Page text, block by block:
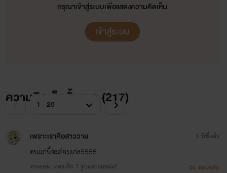
4. (Yaoi) ร้ายนักจับกดซะเลยดีไหม!? Nc+++ (เคะท้อง
ได้) (จบแล้ว)
7. แฟนฉันเป็นหนุ่มฮอต Nc+++ (จบแล้ว)
9. บำเรอรัก บำเรอสวาท Nc+++ (จบแล้ว)
10. พันธสัญญารัก (Yaoi ท้องได้) (กำลังแต่ง)
กรุณาเข้าสู่ระบบเพื่อแสดงความคิดเห็น
เข้าสู่ระบบ
ความคิดเห็นทั้งหมด (217)
เพราะเราคือสาววาย
คนแก่นี้ตะล่อมเก่ง5555
จากตอน: หลงเด็ก 7 จูบแรกของผม!!
6 ปีที่แล้ว
ตอบกลับ